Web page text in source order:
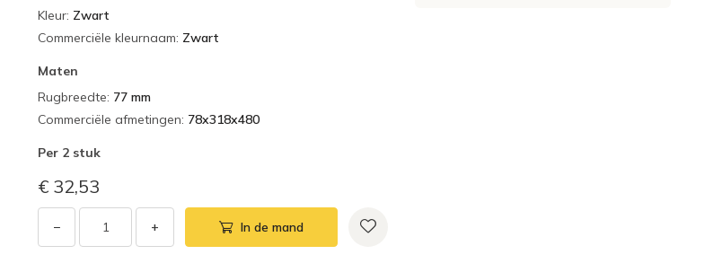
Kleur: Zwart
Commerciële kleurnaam: Zwart
Maten
Rugbreedte: 77 mm
Commerciële afmetingen: 78x318x480
Per 2 stuk
€ 32,53
− + In de mand